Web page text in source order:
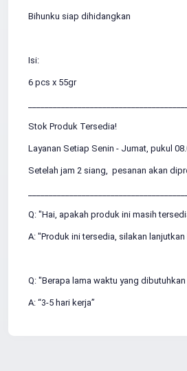
Bihunku siap dihidangkan
Isi:
6 pcs x 55gr
Stok Produk Tersedia!
Layanan Setiap Senin - Jumat, pukul
Setelah jam 2 siang, pesanan akan
Q: "Hai, apakah produk ini masih
A: "Produk ini tersedia, silakan
Q: "Berapa lama waktu yang
A: “3-5 hari kerja”